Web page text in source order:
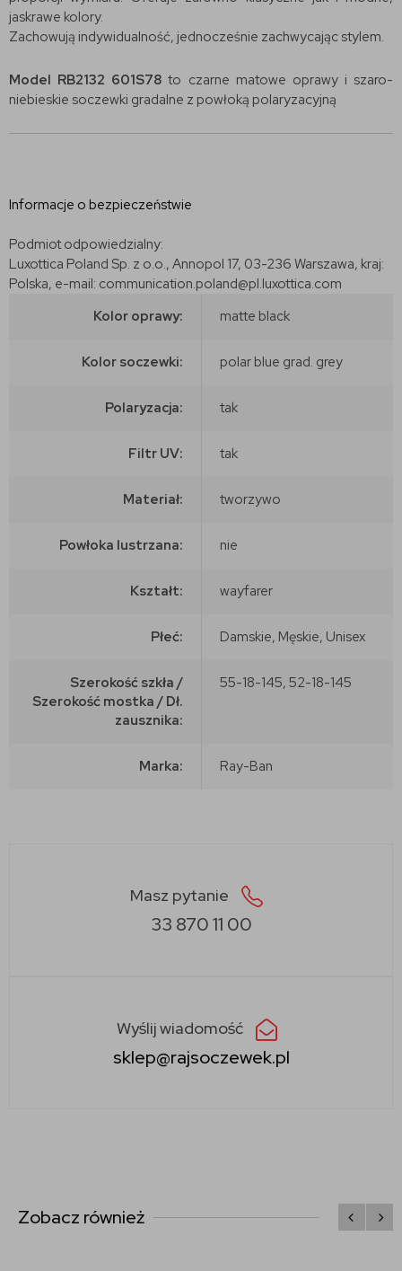
jaskrawe kolory.
Zachowują indywidualność, jednocześnie zachwycając stylem.
Model RB2132 601S78 to czarne matowe oprawy i szaro-
niebieskie soczewki gradalne z powłoką polaryzacyjną
Informacje o bezpieczeństwie
Podmiot odpowiedzialny:
Luxottica Poland Sp. z o.o., Annopol 17, 03-236 Warszawa, kraj:
Polska, e-mail: communication.poland@pl.luxottica.com
Kolor oprawy:
matte black
Kolor soczewki: polar blue grad. grey
Polaryzacja: tak
Filtr UV: tak
Materiał: tworzywo
Powłoka lustrzana: nie
Kształt: wayfarer
Płeć: Damskie, Męskie, Unisex
Szerokość szkła /
Szerokość mostka / Dł.
zausznika:
55-18-145, 52-18-145
Marka: Ray-Ban
Masz pytanie
33 870 11 00
Wyślij wiadomość
sklep@rajsoczewek.pl
Zobacz również